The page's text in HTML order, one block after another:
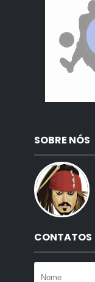
SOBRE NÓS
CONTATOS